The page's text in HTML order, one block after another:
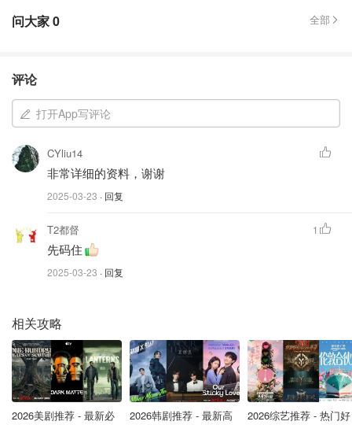
为配合最低税率下调，CRA新增顶补税信用额
作用：保持15%税率，避免税率降导致信用额减少。
阿尔伯塔类似：新8%税阶后，收入>$60,000补2%信
用额。
CRA服务升级：My Account更便捷
忘记密码/锁账号：在线自助重置，无需致电。
授权代表：7月15日起用Represent a Client门户，确认
替代访问：无5天延迟，代表立即获权（需6个月前
NOA）。
残疾支持扣除扩展：新增12项费用
残疾支持扣除（Disability Supports Deduction）2025年新
问大家0 全部
评论
打开App写评论
CYliu14
非常详细的资料，谢谢
2025-03-23 · 回复
T2都督
先码住
2025-03-23 · 回复
1
相关攻略
2026美剧推荐 - 最新必
2026韩剧推荐 - 最新高
2026综艺推荐 - 热门好